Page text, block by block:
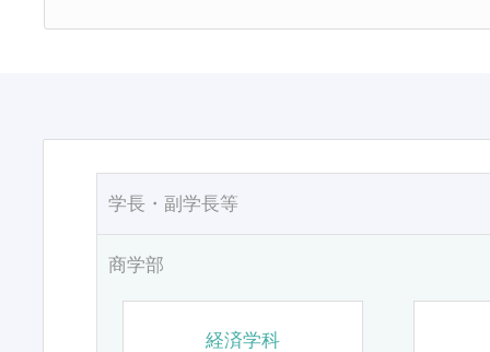
学長・副学長等
商学部
経済学科